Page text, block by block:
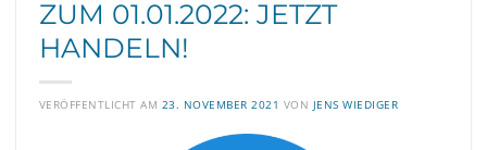
ZUM 01.01.2022: JETZT
HANDELN!
VERÖFFENTLICHT AM 23. NOVEMBER 2021 VON JENS WIEDIGER